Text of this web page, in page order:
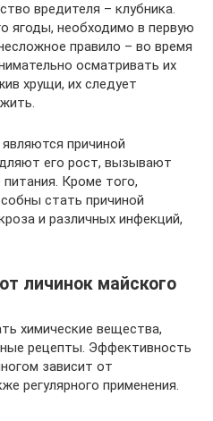
вредителя – клубника.
ягоды, необходимо в первую
правило – во время
осматривать их
хрущи, их следует
причиной
его рост, вызывают
Кроме того,
стать причиной
и различных инфекций,
личинок майского
химические вещества,
рецепты. Эффективность
зависит от
регулярного применения.